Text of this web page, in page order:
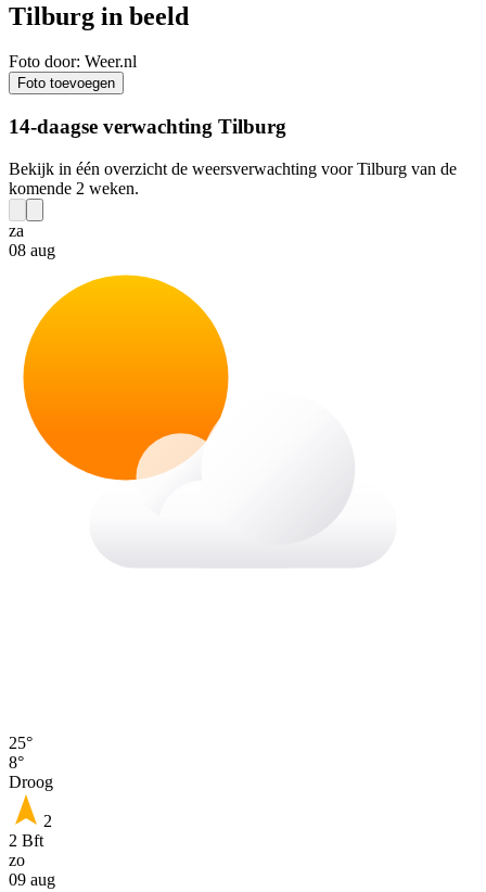
Tilburg in beeld
Foto door: Weer.nl
Foto toevoegen
14-daagse verwachting Tilburg
Bekijk in één overzicht de weersverwachting voor Tilburg van de
komende 2 weken.
za
08 aug
25°
8°
Droog
2
2 Bft
zo
09 aug